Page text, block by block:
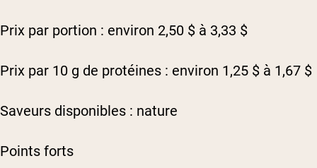
Prix par portion : environ 2,50 $ à 3,33 $
Prix par 10 g de protéines : environ 1,25 $ à 1,67 $
Saveurs disponibles : nature
Points forts